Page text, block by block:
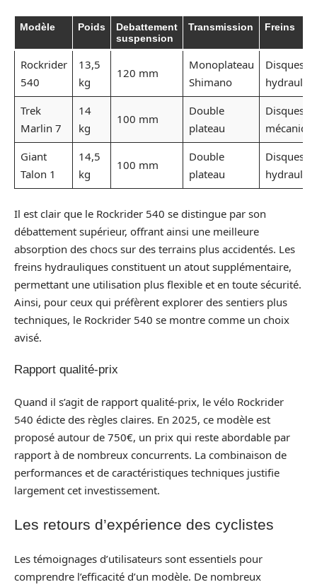
Modèle Poids
Debattement
suspension
Transmission Freins
Rockrider
540
13,5
kg
120 mm
Monoplateau
Shimano
Disques
Trek
Marlin 7
14
kg
100 mm
Double
plateau
Disques
Giant
Talon 1
14,5
kg
100 mm
Double
plateau
Disques
Il est clair que le Rockrider 540 se distingue par son
débattement supérieur, offrant ainsi une meilleure
absorption des chocs sur des terrains plus accidentés. Les
freins hydrauliques constituent un atout supplémentaire,
permettant une utilisation plus flexible et en toute sécurité.
Ainsi, pour ceux qui préfèrent explorer des sentiers plus
techniques, le Rockrider 540 se montre comme un choix
avisé.
Rapport qualité-prix
Quand il s’agit de rapport qualité-prix, le vélo Rockrider
540 édicte des règles claires. En 2025, ce modèle est
proposé autour de 750€, un prix qui reste abordable par
rapport à de nombreux concurrents. La combinaison de
performances et de caractéristiques techniques justifie
largement cet investissement.
Les retours d’expérience des cyclistes
Les témoignages d’utilisateurs sont essentiels pour
comprendre l’efficacité d’un modèle. De nombreux